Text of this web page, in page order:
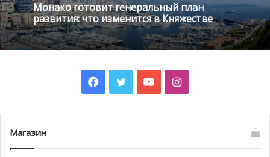
перерезал ленточку и лично оценил убранство номера.
Монако готовит генеральный план
развития: что изменится в Княжестве
Facebook
TwitterYouTubeInstagram
Магазин